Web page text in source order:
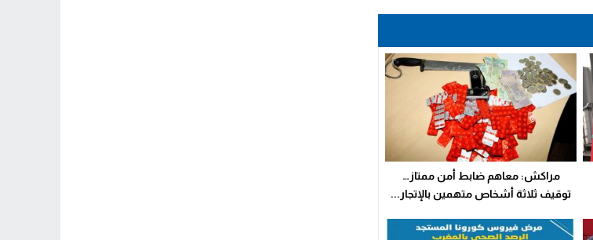
مراكش: معاهم ضابط أمن ممتاز…
توقيف ثلاثة أشخاص متهمين بالإتجار...